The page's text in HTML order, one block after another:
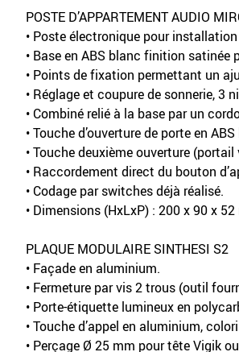
POSTE D’APPARTEMENT AUDIO
• Poste électronique pour
• Base en ABS blanc finition
• Points de fixation permettant un
• Réglage et coupure de sonnerie, 3
• Combiné relié à la base par un
• Touche d’ouverture de porte en
• Touche deuxième ouverture
• Raccordement direct du bouton
• Codage par switches déjà réalisé.
• Dimensions (HxLxP) : 200 x 90 x
PLAQUE MODULAIRE SINTHESI S2
• Façade en aluminium.
• Fermeture par vis 2 trous (outil
• Porte-étiquette lumineux en
• Touche d’appel en aluminium,
• Perçage Ø 25 mm pour tête Vigik